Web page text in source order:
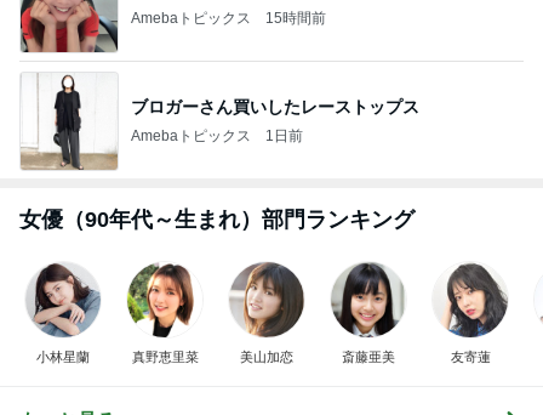
Amebaトピックス 15時間前
ブロガーさん買いしたレーストップス
Amebaトピックス 1日前
女優（90年代～生まれ）部門ランキング
小林星蘭 真野恵里菜 美山加恋 斎藤亜美 友寄蓮